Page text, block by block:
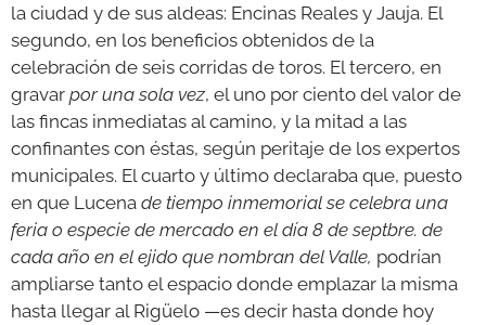
la ciudad y de sus aldeas: Encinas Reales y Jauja. El
segundo, en los beneficios obtenidos de la
celebración de seis corridas de toros. El tercero, en
gravar por una sola vez, el uno por ciento del valor de
las fincas inmediatas al camino, y la mitad a las
confinantes con éstas, según peritaje de los expertos
municipales. El cuarto y último declaraba que, puesto
en que Lucena de tiempo inmemorial se celebra una
feria o especie de mercado en el día 8 de septbre. de
cada año en el ejido que nombran del Valle, podrían
ampliarse tanto el espacio donde emplazar la misma
hasta llegar al Rigüelo —es decir hasta donde hoy